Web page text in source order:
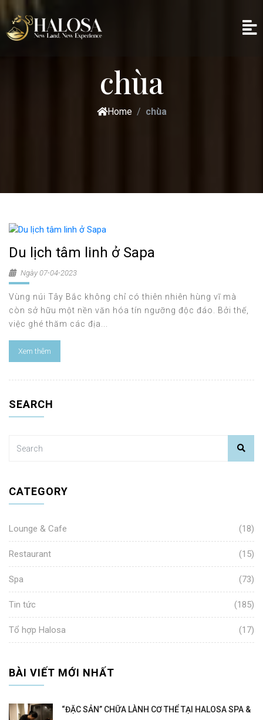
chùa
Home chùa
Du lịch tâm linh ở Sapa
Ngày 07-04-2023
Vùng núi Tây Bắc không chỉ có thiên nhiên hùng vĩ mà
còn sở hữu một nền văn hóa tín ngưỡng độc đáo. Bởi thế,
việc ghé thăm các địa...
Xem thêm
SEARCH
CATEGORY
Lounge & Cafe (18)
Restaurant (15)
Spa (73)
Tin tức (185)
Tổ hợp Halosa (17)
BÀI VIẾT MỚI NHẤT
“ĐẶC SẢN” CHỮA LÀNH CƠ THỂ TẠI HALOSA SPA &